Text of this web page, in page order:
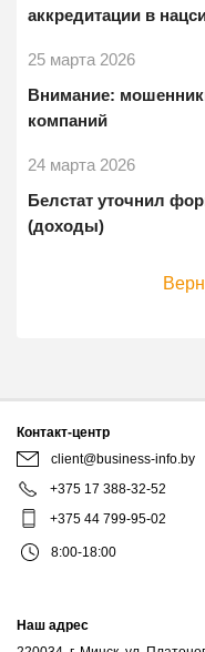
аккредитации в
25 марта 2026
Внимание:
компаний
24 марта 2026
Белстат уточнил
(доходы)
Контакт-центр
client@business-info.by
+375 17 388-32-52
+375 44 799-95-02
8:00-18:00
Наш адрес